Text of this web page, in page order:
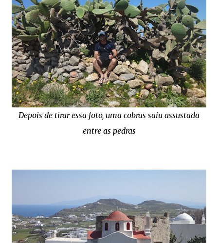
Depois de tirar essa foto, uma cobras saiu assustada
entre as pedras